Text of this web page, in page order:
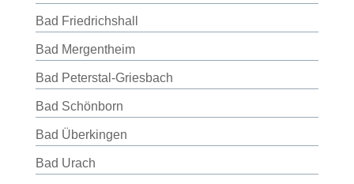
Bad Friedrichshall
Bad Mergentheim
Bad Peterstal-Griesbach
Bad Schönborn
Bad Überkingen
Bad Urach